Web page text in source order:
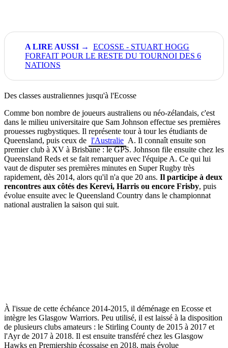
ECOSSE - STUART HOGG
FORFAIT POUR LE RESTE DU TOURNOI DES 6
NATIONS
Des classes australiennes jusqu'à l'Ecosse
Comme bon nombre de joueurs australiens ou néo-zélandais, c'est
dans le milieu universitaire que Sam Johnson effectue ses premières
prouesses rugbystiques. Il représente tour à tour les étudiants de
Queensland, puis ceux de l'Australie A. Il connaît ensuite son
premier club à XV à Brisbane :le GPS. Johnson file ensuite chez les
Queensland Reds et se fait remarquer avec l'équipe A. Ce qui lui
vaut de disputer ses premières minutes en Super Rugby très
rapidement, dès 2014, alors qu'il n'a que 20 ans. Il participe à deux
rencontres aux côtés des Kerevi, Harris ou encore Frisby, puis
évolue ensuite avec le Queensland Country dans le championnat
national australien la saison qui suit.
À l'issue de cette échéance 2014-2015, il déménage en Ecosse et
intègre les Glasgow Warriors. Peu utilisé, il est laissé à la disposition
de plusieurs clubs amateurs : le Stirling County de 2015 à 2017 et
l'Ayrde 2017 à 2018. Il est ensuite transféré chez les Glasgow
Hawks en Premiership écossaise en 2018, mais évolue